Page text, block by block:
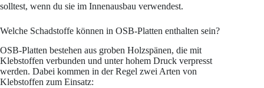
solltest, wenn du sie im Innenausbau verwendest.
Welche Schadstoffe können in OSB-Platten enthalten sein?
OSB-Platten bestehen aus groben Holzspänen, die mit
Klebstoffen verbunden und unter hohem Druck verpresst
werden. Dabei kommen in der Regel zwei Arten von
Klebstoffen zum Einsatz: